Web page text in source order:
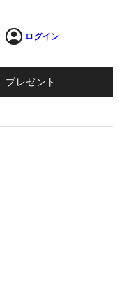
ログイン
プレゼント